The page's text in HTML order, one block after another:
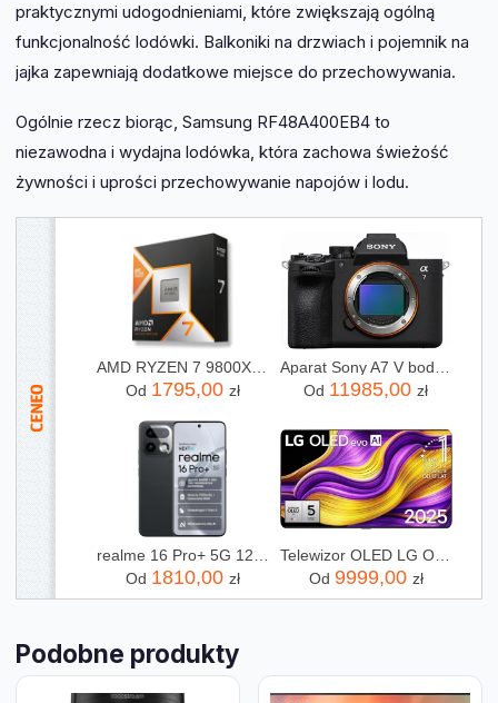
praktycznymi udogodnieniami, które zwiększają ogólną
funkcjonalność lodówki. Balkoniki na drzwiach i pojemnik na
jajka zapewniają dodatkowe miejsce do przechowywania.
Ogólnie rzecz biorąc, Samsung RF48A400EB4 to
niezawodna i wydajna lodówka, która zachowa świeżość
żywności i uprości przechowywanie napojów i lodu.
AMD RYZEN 7 9800X3D X8 4,7GHz AM5 BOX
Od 1795,00 zł
Od 11985,00 zł
Od 1810,00 zł
Telewizor OLED LG OLED65G54LW 65 cali 4K UHD
Od 9999,00 zł
Podobne produkty